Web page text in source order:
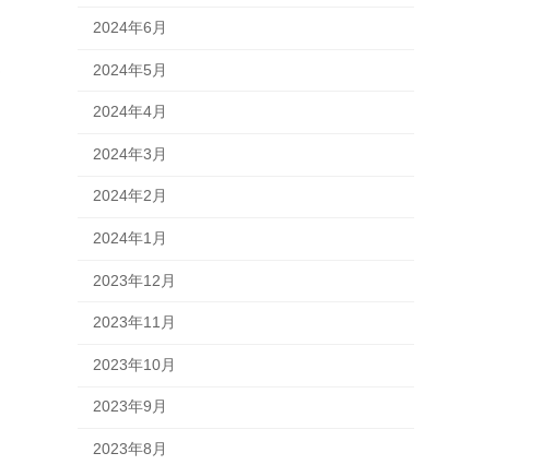
2024年6月
2024年5月
2024年4月
2024年3月
2024年2月
2024年1月
2023年12月
2023年11月
2023年10月
2023年9月
2023年8月